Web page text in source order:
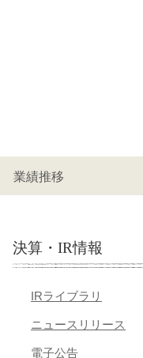
業績推移
決算・IR情報
IRライブラリ
ニュースリリース
電子公告